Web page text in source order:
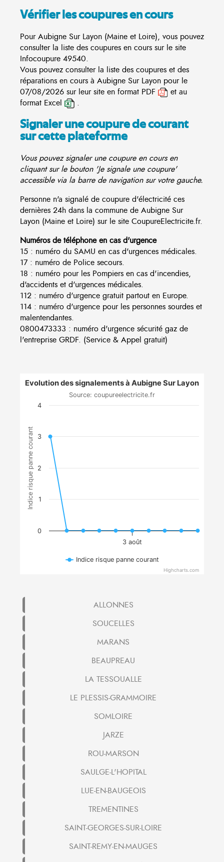
Vérifier les coupures en cours
Pour Aubigne Sur Layon (Maine et Loire), vous pouvez
consulter la liste des coupures en cours sur le site
Infocoupure 49540.
Vous pouvez consulter la liste des coupures et des
réparations en cours à Aubigne Sur Layon pour le
07/08/2026 sur leur site en format PDF
et au
format Excel
.
Signaler une coupure de courant
sur cette plateforme
Vous pouvez signaler une coupure en cours en
cliquant sur le bouton 'Je signale une coupure'
accessible via la barre de navigation sur votre gauche.
Personne n'a signalé de coupure d'électricité ces
dernières 24h dans la commune de Aubigne Sur
Layon (Maine et Loire) sur le site CoupureElectricite.fr.
Numéros de téléphone en cas d'urgence
15 : numéro du SAMU en cas d'urgences médicales.
17 : numéro de Police secours.
18 : numéro pour les Pompiers en cas d'incendies,
d'accidents et d'urgences médicales.
112 : numéro d'urgence gratuit partout en Europe.
114 : numéro d'urgence pour les personnes sourdes et
malentendantes.
0800473333 : numéro d'urgence sécurité gaz de
l'entreprise GRDF. (Service & Appel gratuit)
Indice risque panne courant
Evolution des signalements à Aubigne Sur Layon
Source: coupureelectricite.fr
3 août
0
1
2
3
4
Indice risque panne courant
Highcharts.com
ALLONNES
SOUCELLES
MARANS
BEAUPREAU
LA TESSOUALLE
LE PLESSIS-GRAMMOIRE
SOMLOIRE
JARZE
ROU-MARSON
SAULGE-L'HOPITAL
LUE-EN-BAUGEOIS
TREMENTINES
SAINT-GEORGES-SUR-LOIRE
SAINT-REMY-EN-MAUGES